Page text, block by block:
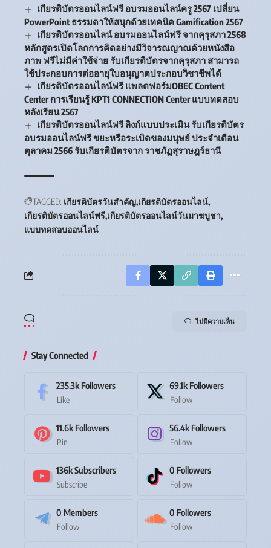
เกียรติบัตรออนไลน์ฟรี อบรมออนไลน์ครู 2567 เปลี่ยน
PowerPoint ธรรมดาให้สนุกด้วยเทคนิค Gamification 2567
เกียรติบัตรออนไลน์ อบรมออนไลน์ฟรี จากคุรุสภา 2568
หลักสูตรเปิดโลกการคิดอย่างมีวิจารณญาณด้วยหนังสือ
ภาพ ฟรีไม่มีค่าใช้จ่าย รับเกียรติบัตรจากคุรุสภา สามารถ
ใช้ประกอบการต่ออายุใบอนุญาตประกอบวิชาชีพได้
เกียรติบัตรออนไลน์ฟรี แพลตฟอร์มOBEC Content
Center การเรียนรู้ KPT1 CONNECTION Center แบบทดสอบ
หลังเรียน 2567
เกียรติบัตรออนไลน์ฟรี ลิงก์แบบประเมิน รับเกียรติบัตร
อบรมออนไลน์ฟรี ขยะหรือระเบิดของมนุษย์ ประจำเดือน
ตุลาคม 2566 รับเกียรติบัตรจาก ราชภัฏสุราษฎร์ธานี
TAGGED: เกียรติบัตรวันสำคัญ เกียรติบัตรออนไลน์
เกียรติบัตรออนไลน์ฟรี เกียรติบัตรออนไลน์วันมาฆบูชา
แบบทดสอบออนไลน์
ไม่มีความเห็น
Stay Connected
235.3k Followers
Like
69.1k Followers
Follow
11.6k Followers
Pin
56.4k Followers
Follow
136kSubscribers
Subscribe
0 Followers
Follow
0 Members
Follow
0 Followers
Follow